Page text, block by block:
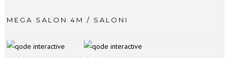
MEGA SALON 4M / SALONI